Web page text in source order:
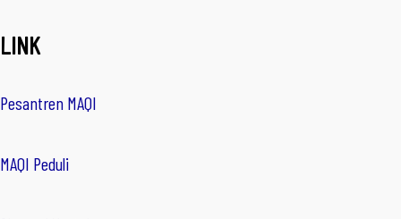
LINK
Pesantren MAQI
MAQI Peduli